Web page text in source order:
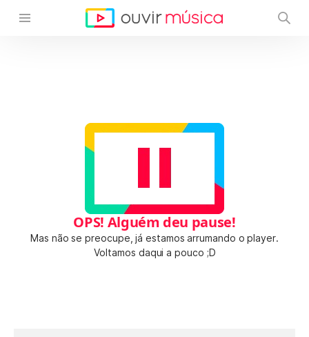
OPS! Alguém deu pause!
Mas não se preocupe, já estamos arrumando o player.
Voltamos daqui a pouco ;D